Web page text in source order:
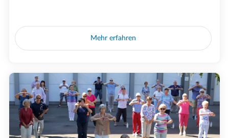
Mehr erfahren